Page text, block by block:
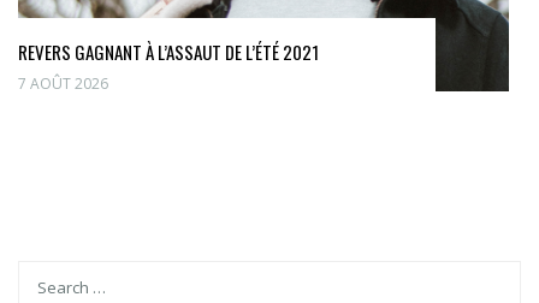
REVERS GAGNANT À L’ASSAUT DE L’ÉTÉ 2021
7 AOÛT 2026